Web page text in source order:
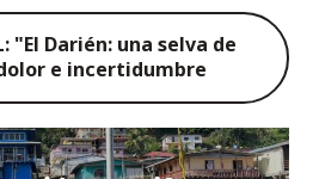
"El Darién: una selva de
e incertidumbre